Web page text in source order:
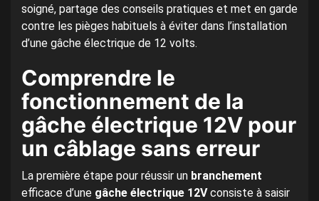
soigné, partage des conseils pratiques et met en garde
contre les pièges habituels à éviter dans l’installation
d’une gâche électrique de 12 volts.
Comprendre le
fonctionnement de la
gâche électrique 12V pour
un câblage sans erreur
La première étape pour réussir un branchement
efficace d’une gâche électrique 12Vconsiste à saisir